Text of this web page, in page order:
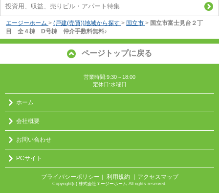
投資用、収益、売りビル・アパート特集
エージーホーム > (戸建(売買))地域から探す > 国立市 > 国立市富士見台２丁
目 全４棟 D号棟 仲介手数料無料♪
ページトップに戻る
営業時間:9:30～18:00
定休日:水曜日
ホーム
会社概要
お問い合わせ
PCサイト
プライバシーポリシー ｜ 利用規約 ｜アクセスマップ
Copyright(c) 株式会社エージーホーム All rights reserved.